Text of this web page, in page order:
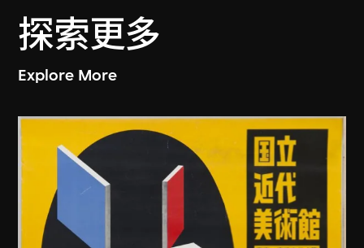
探索更多
Explore More